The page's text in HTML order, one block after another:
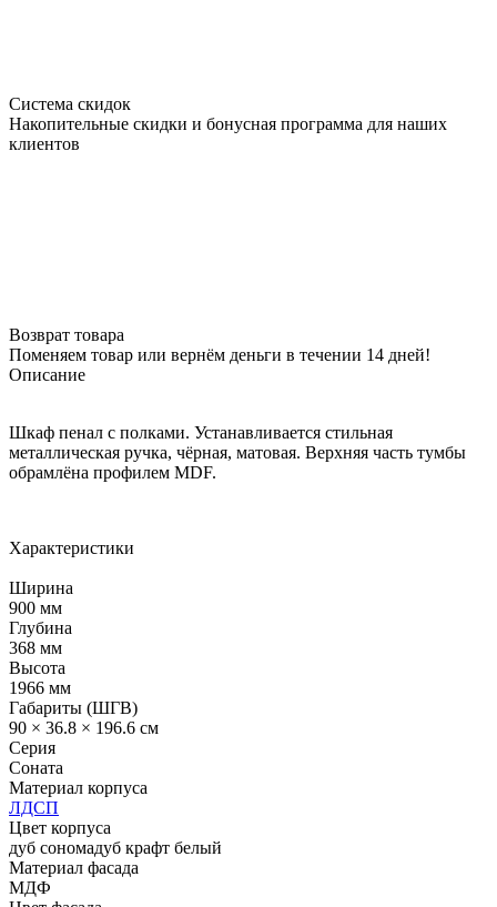
Система скидок
Накопительные скидки и бонусная программа для наших
клиентов
Возврат товара
Поменяем товар или вернём деньги в течении 14 дней!
Описание
Шкаф пенал с полками. Устанавливается стильная
металлическая ручка, чёрная, матовая. Верхняя часть тумбы
обрамлёна профилем MDF.
Характеристики
Ширина
900 мм
Глубина
368 мм
Высота
1966 мм
Габариты (ШГВ)
90 × 36.8 × 196.6 см
Серия
Соната
Материал корпуса
ЛДСП
Цвет корпуса
дуб сономадуб крафт белый
Материал фасада
МДФ